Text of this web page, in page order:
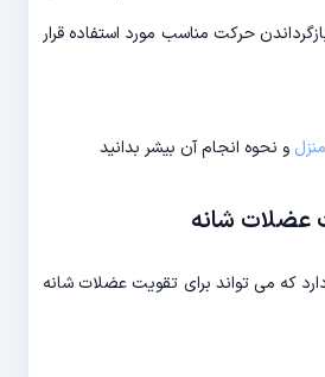
حرکت مناسب مورد استفاده قرار
و نحوه انجام آن بیشر بدانید
عضلات شانه
که می تواند برای تقویت عضلات شانه